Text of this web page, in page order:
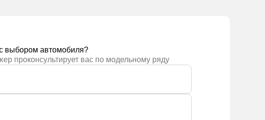
выбором автомобиля?
проконсультирует вас по модельному ряду